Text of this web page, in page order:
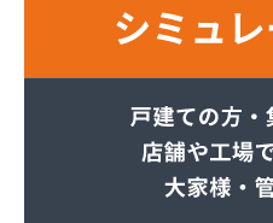
カネテン商店
サーラプラザ蒲郡
サンダイ燃料店